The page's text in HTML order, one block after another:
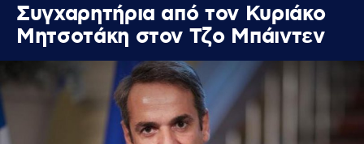
Συγχαρητήρια από τον Κυριάκο
Μητσοτάκη στον Τζο Μπάιντεν